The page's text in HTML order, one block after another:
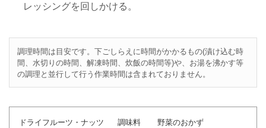
レッシングを回しかける。
調理時間は目安です。下ごしらえに時間がかかるもの(漬け込む時
間、水切りの時間、解凍時間、炊飯の時間等)や、お湯を沸かす等
の調理と並行して行う作業時間は含まれておりません。
ドライフルーツ・ナッツ 調味料 野菜のおかず